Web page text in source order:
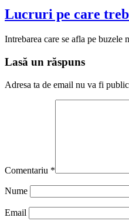
Lucruri pe care
Intrebarea care se afla pe
Lasă un răspuns
Adresa ta de email nu va fi
Comentariu *
Nume
Email